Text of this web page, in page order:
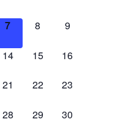
0
7
0
8
0
9
0
14
0
15
0
16
0
21
0
22
0
23
0
28
0
29
0
30